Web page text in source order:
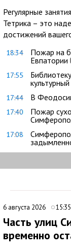
Регулярные
Тетрика – это
достижений
18:34
Пожар на
Евпатории
17:55
17:44 В
17:40
Пожар
17:08
6 августа 2026 15:35
Часть улиц
временно